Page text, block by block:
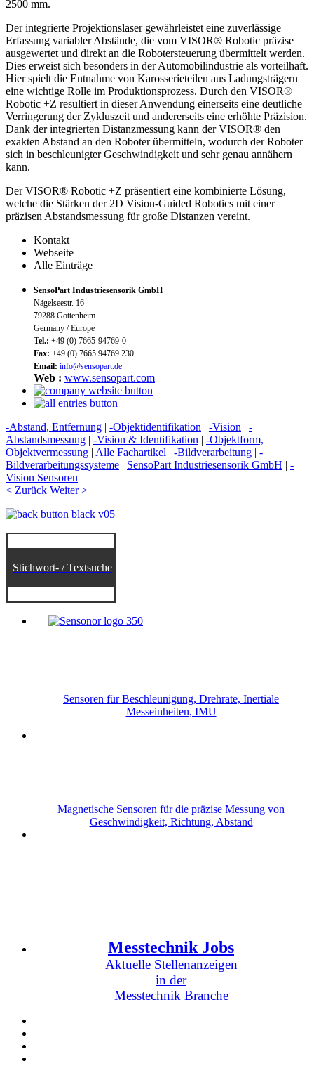
2500 mm.
Der integrierte Projektionslaser gewährleistet eine zuverlässige
Erfassung variabler Abstände, die vom VISOR® Robotic präzise
ausgewertet und direkt an die Robotersteuerung übermittelt werden.
Dies erweist sich besonders in der Automobilindustrie als vorteilhaft.
Hier spielt die Entnahme von Karosserieteilen aus Ladungsträgern
eine wichtige Rolle im Produktionsprozess. Durch den VISOR®
Robotic +Z resultiert in dieser Anwendung einerseits eine deutliche
Verringerung der Zykluszeit und andererseits eine erhöhte Präzision.
Dank der integrierten Distanzmessung kann der VISOR® den
exakten Abstand an den Roboter übermitteln, wodurch der Roboter
sich in beschleunigter Geschwindigkeit und sehr genau annähern
kann.
Der VISOR® Robotic +Z präsentiert eine kombinierte Lösung,
welche die Stärken der 2D Vision-Guided Robotics mit einer
präzisen Abstandsmessung für große Distanzen vereint.
Kontakt
Webseite
Alle Einträge
SensoPart Industriesensorik GmbH
Nägelseestr. 16
79288 Gottenheim
Germany / Europe
Tel.: +49 (0) 7665-94769-0
Fax: +49 (0) 7665 94769 230
Email: info@sensopart.de
Web : www.sensopart.com
-Abstand, Entfernung | -Objektidentifikation | -Vision | -
Abstandsmessung | -Vision & Identifikation | -Objektform,
Objektvermessung | Alle Fachartikel | -Bildverarbeitung | -
Bildverarbeitungssysteme | SensoPart Industriesensorik GmbH | -
Vision Sensoren
< Zurück Weiter >
Stichwort- / Textsuche
Sensoren für Beschleunigung, Drehrate, Inertiale
Messeinheiten, IMU
Magnetische Sensoren für die präzise Messung von
Geschwindigkeit, Richtung, Abstand
Messtechnik Jobs
Aktuelle Stellenanzeigen
in der
Messtechnik Branche